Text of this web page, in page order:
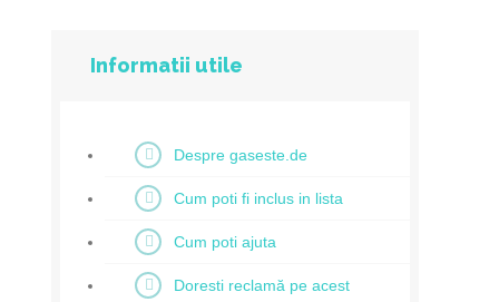
Informatii utile
Despre gaseste.de
Cum poti fi inclus in lista
Cum poti ajuta
Doresti reclamă pe acest